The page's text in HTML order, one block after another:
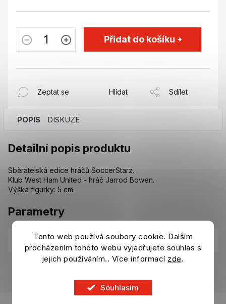
Tento web používá soubory cookie. Dalším
procházením tohoto webu vyjadřujete souhlas s
jejich používáním.. Více informací zde.
Souhlasím
Přidat do košíku
Zeptat se Hlídat Sdílet
POPIS DISKUZE
Detailní popis produktu
Sběratelská edice hráčů SoccerStarz.
Klub West Ham United - hráč Jarrod Bowen.
Výška figurky: 5 cm.
Parametry
Kategorie: Ostatní suvenýry West Ham United
5056122520020